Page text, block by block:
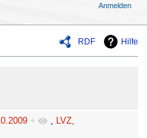
RDF Hilfe
+
LVZ,
Anmelden